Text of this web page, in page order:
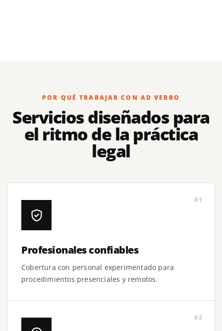
POR QUÉ TRABAJAR CON AD VERBO
Servicios diseñados para
el ritmo de la práctica
legal
01
Profesionales confiables
Cobertura con personal experimentado para
procedimientos presenciales y remotos.
02